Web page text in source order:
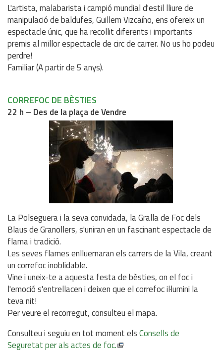
L'artista, malabarista i campió mundial d'estil lliure de
manipulació de baldufes, Guillem Vizcaíno, ens ofereix un
espectacle únic, que ha recollit diferents i importants
premis al millor espectacle de circ de carrer. No us ho podeu
perdre!
Familiar (A partir de 5 anys).
CORREFOC DE BÈSTIES
22 h – Des de la plaça de Vendre
La Polseguera i la seva convidada, la Gralla de Foc dels
Blaus de Granollers, s'uniran en un fascinant espectacle de
flama i tradició.
Les seves flames enlluernaran els carrers de la Vila, creant
un correfoc inoblidable.
Vine i uneix-te a aquesta festa de bèsties, on el foc i
l'emoció s'entrellacen i deixen que el correfoc il·lumini la
teva nit!
Per veure el recorregut, consulteu el mapa.
Consulteu i seguiu en tot moment elsConsells de
Seguretat per als actes de foc.